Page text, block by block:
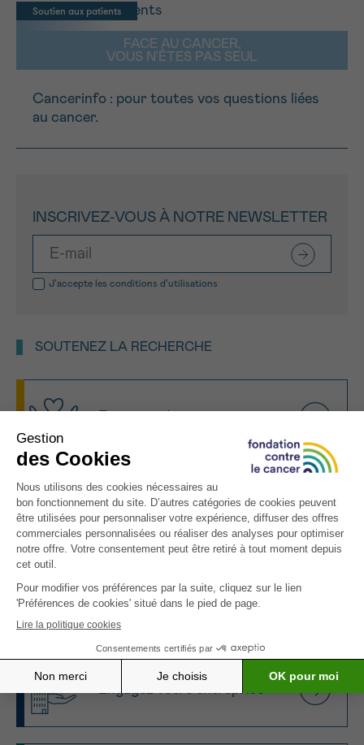
Soutien aux patients
FACE AU CANCER,
VOUS N’ÊTES PAS SEUL
Cancerinfo : pour toutes vos questions liées
au cancer.
INSCRIVEZ-VOUS À NOTRE NEWSLETTER
J’accepte les conditions d’utilisations
SOUTENEZ LA RECHERCHE
Faites un don via testament
Organisez une collecte